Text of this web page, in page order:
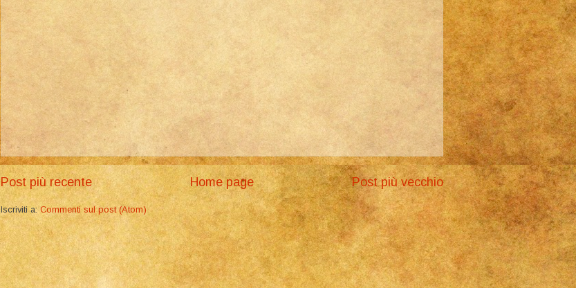
Post più recente Post più vecchio
Home page
Iscriviti a:Commenti sul post (Atom)